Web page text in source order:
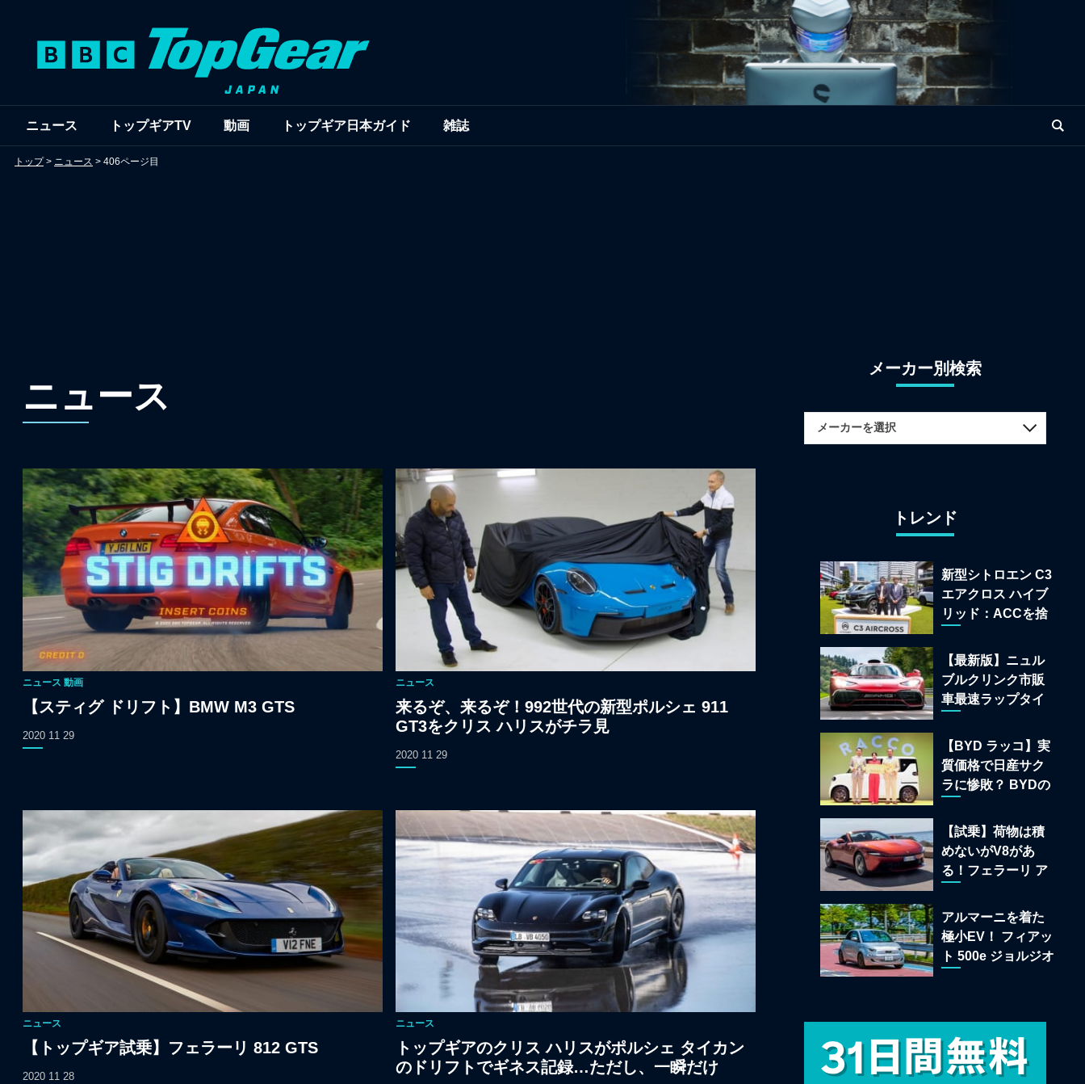
ニュース トップギアTV 動画 トップギア日本ガイド 雑誌
トップ > ニュース > 406ページ目
ニュース
ニュース 動画
【スティグ ドリフト】BMW M3 GTS
2020 11 29
ニュース
来るぞ、来るぞ！992世代の新型ポルシェ 911
GT3をクリス ハリスがチラ見
2020 11 29
ニュース
【トップギア試乗】フェラーリ 812 GTS
2020 11 28
ニュース
トップギアのクリス ハリスがポルシェ タイカン
のドリフトでギネス記録…ただし、一瞬だけ
メーカー別検索
トレンド
新型シトロエン C3
エアクロス ハイブ
リッド：ACCを捨
毯」を手に入れた
フランスの異端児
【最新版】ニュル
ブルクリンク市販
車最速ラップタイ
22台を一挙公開
【BYD ラッコ】実
質価格で日産サク
ラに惨敗？ BYDの
金ドーピング」の
異常な世界
【試乗】荷物は積
めないがV8があ
る！フェラーリ ア
ーが証明する純内
燃機関オープンカ
ーの至福
アルマーニを着た
極小EV！ フィアッ
ト 500e ジョルジオ